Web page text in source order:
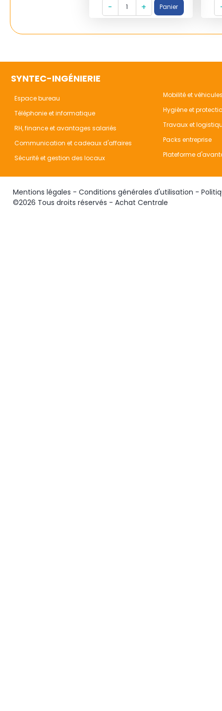
SYNTEC-INGÉNIERIE
Espace bureau
Téléphonie et informatique
RH, finance et avantages salariés
Communication et cadeaux d'affaires
Sécurité et gestion des locaux
Mobilité et
Hygiène et
Travaux et
Packs entreprise
Plateforme
Mentions légales - Conditions générales d'utilisation -
©2026 Tous droits réservés - Achat Centrale